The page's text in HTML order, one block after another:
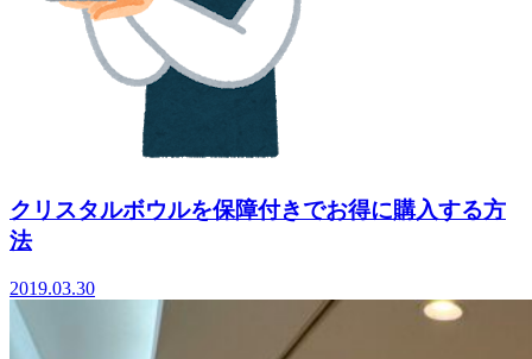
クリスタルボウルを保障付きでお得に購入する方
法
2019.03.30